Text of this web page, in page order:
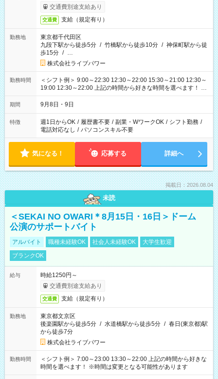
交通費別途支給あり
交通費 支給（規定有り）
勤務地
東京都千代田区
九段下駅から徒歩5分 / 竹橋駅から徒歩10分 / 神保町駅から徒
歩15分 / …
株式会社ライブパワー
勤務時間
＜シフト例＞ 9:00～22:30 12:30～22:00 15:30～21:00 12:30～
19:00 12:30～22:00 上記の時間から好きな時間を選べます！ ※
時間は変更となる可能性があります
期間 9月8日・9日
特徴 週1日からOK / 履歴書不要 / 副業・WワークOK / シフト勤務 /
電話対応なし / パソコンスキル不要
気になる！ 応募する 詳細へ
掲載日：2026.08.04
未読
＜SEKAI NO OWARI＊8月15日・16日＞ドーム
公演のサポートバイト
アルバイト 職種未経験OK 社会人未経験OK
大学生歓迎
ブランクOK
給与
時給1250円～
交通費別途支給あり
交通費 支給（規定有り）
勤務地
東京都文京区
後楽園駅から徒歩5分 / 水道橋駅から徒歩5分 / 春日(東京都)駅
から徒歩7分
株式会社ライブパワー
勤務時間
＜シフト例＞ 7:00～23:00 13:30～22:00 上記の時間から好きな
時間を選べます！ ※時間は変更となる可能性があります